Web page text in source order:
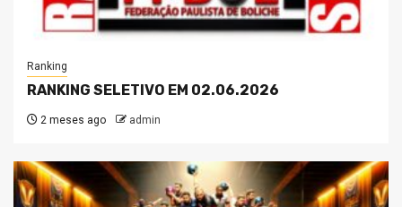
Ranking
RANKING SELETIVO EM 02.06.2026
2 meses ago admin